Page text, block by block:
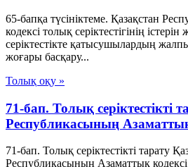
65-бапқа түсініктеме. Қазақстан
кодексі толық серіктестігінің
серіктестікте қатысушылардың
жоғары басқару...
Толық оқу »
71-бап. Толық серiктестiктi
Республикасының
71-бап. Толық серiктестiктi тарату
Республикасының Азаматтық